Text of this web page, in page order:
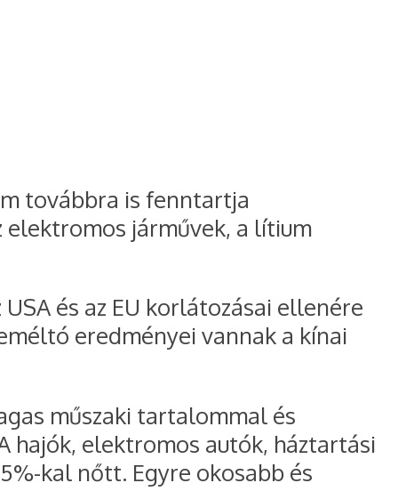
továbbra is fenntartja
elektromos járművek, a lítium
és az EU korlátozásai ellenére
eredményei vannak a kínai
műszaki tartalommal és
hajók, elektromos autók, háztartási
kal nőtt. Egyre okosabb és